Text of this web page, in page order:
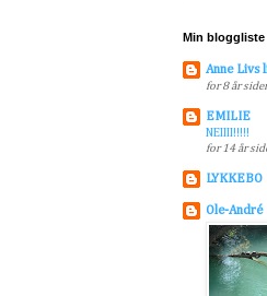
Min bloggliste
Anne Livs
for 8 år
EMILIE
NEIIII!!!!!
for 14 år
LYKKEBO
Ole-André